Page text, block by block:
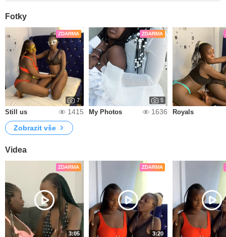
Fotky
ZDARMA
7
Still us 1415
ZDARMA
5
My Photos 1636 Royals
Zobrazit vše
Videa
ZDARMA
3:05
ZDARMA
3:20